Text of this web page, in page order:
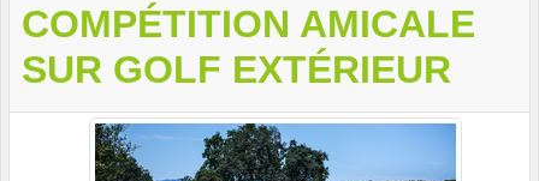
COMPÉTITION AMICALE
SUR GOLF EXTÉRIEUR